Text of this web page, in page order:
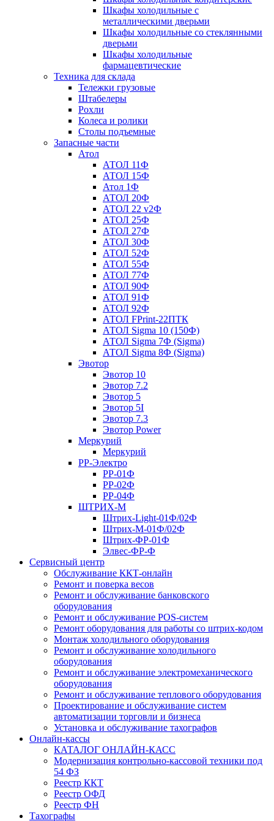
Шкафы холодильные с
металлическими дверьми
Шкафы холодильные со стеклянными
дверьми
Шкафы холодильные
фармацевтические
Техника для склада
Тележки грузовые
Штабелеры
Рохли
Колеса и ролики
Столы подъемные
Запасные части
Атол
АТОЛ 11Ф
АТОЛ 15Ф
Атол 1Ф
АТОЛ 20Ф
АТОЛ 22 v2Ф
АТОЛ 25Ф
АТОЛ 27Ф
АТОЛ 30Ф
АТОЛ 52Ф
АТОЛ 55Ф
АТОЛ 77Ф
АТОЛ 90Ф
АТОЛ 91Ф
АТОЛ 92Ф
АТОЛ FPrint-22ПТК
АТОЛ Sigma 10 (150Ф)
АТОЛ Sigma 7Ф (Sigma)
АТОЛ Sigma 8Ф (Sigma)
Эвотор
Эвотор 10
Эвотор 7.2
Эвотор 5
Эвотор 5I
Эвотор 7.3
Эвотор Power
Меркурий
Меркурий
РР-Электро
РР-01Ф
РР-02Ф
РР-04Ф
ШТРИХ-М
Штрих-Light-01Ф/02Ф
Штрих-М-01Ф/02Ф
Штрих-ФР-01Ф
Элвес-ФР-Ф
Сервисный центр
Обслуживание ККТ-онлайн
Ремонт и поверка весов
Ремонт и обслуживание банковского
оборудования
Ремонт и обслуживание POS-систем
Ремонт оборудования для работы со штрих-кодом
Монтаж холодильного оборудования
Ремонт и обслуживание холодильного
оборудования
Ремонт и обслуживание электромеханического
оборудования
Ремонт и обслуживание теплового оборудования
Проектирование и обслуживание систем
автоматизации торговли и бизнеса
Установка и обслуживание тахографов
Онлайн-кассы
КАТАЛОГ ОНЛАЙН-КАСС
Модернизация контрольно-кассовой техники под
54 ФЗ
Реестр ККТ
Реестр ОФД
Реестр ФН
Тахографы